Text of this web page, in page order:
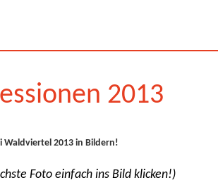
2013
Waldviertel 2013 in Bildern!
Foto einfach ins Bild klicken!)